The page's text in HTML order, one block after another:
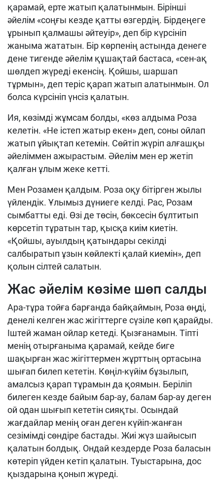
қарамай, ерте жатып қалатынмын. Бірінші
әйелім «соңғы кезде қатты өзгердің. Бірдеңеге
ұрынып қалмашы әйтеуір», деп бір күрсініп
жаныма жататын. Бір көрпенің астында денеге
дене тигенде әйелім құшақтай бастаса, «сен-ақ
шөлдеп жүреді екенсің. Қойшы, шаршап
тұрмын», деп теріс қарап жатып алатынмын. Ол
болса күрсініп үнсіз қалатын.
Ия, көзімді жұмсам болды, «көз алдыма Роза
келетін. «Не істеп жатыр екен» деп, соны ойлап
жатып ұйықтап кетемін. Сөйтіп жүріп алғашқы
әйеліммен ажырастым. Әйелім мен ер жетіп
қалған ұлым жеке кетті.
Мен Розамен қалдым. Роза оқубітірген жылы
үйлендік. Ұлымыз дүниеге келді. Рас, Розам
сымбатты еді. Өзі де төсін, бөксесін бұлтитып
көрсетіп тұратын тар, қысқа киім киетін.
«Қойшы, ауылдың қатындары секілді
салбыратып ұзын көйлекті қалай киемін», деп
қолын сілтей салатын.
Жас әйелім көзіме шөп салды
Ара-тұра тойға барғанда байқаймын, Роза өңді,
денелі келген жас жігіттерге сүзіле көп қарайды.
Іштей жаман ойлар кетеді. Қызғанамын. Тіпті
менің отырғаныма қарамай, кейде биге
шақырған жас жігіттермен жұрттың ортасына
шығап билеп кететін. Көңіл-күйім бұзылып,
амалсыз қарап тұрамын да қоямын. Беріліп
билеген кезде байым бар-ау, балам бар-аудеген
ой одан шығып кететін сияқты. Осындай
жағдайлар менің оған деген күйіп-жанған
сезімімді сөндіре бастады. Жиі жүз шайысып
қалатын болдық. Ондай кездерде Роза баласын
көтеріп үйден кетіп қалатын. Туыстарына, дос
қыздарына қонып жүреді.